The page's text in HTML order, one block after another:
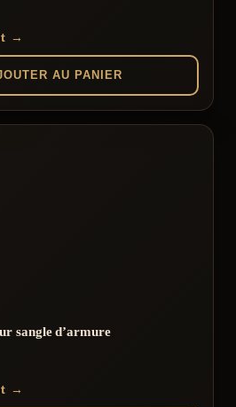
→
AU PANIER
sangle d’armure
→